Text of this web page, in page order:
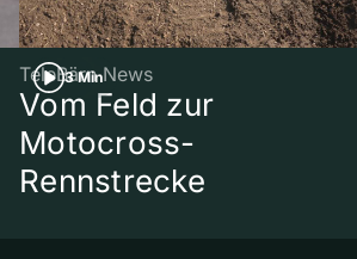
3 Min
TeleBärn News
Vom Feld zur
Motocross-
Rennstrecke